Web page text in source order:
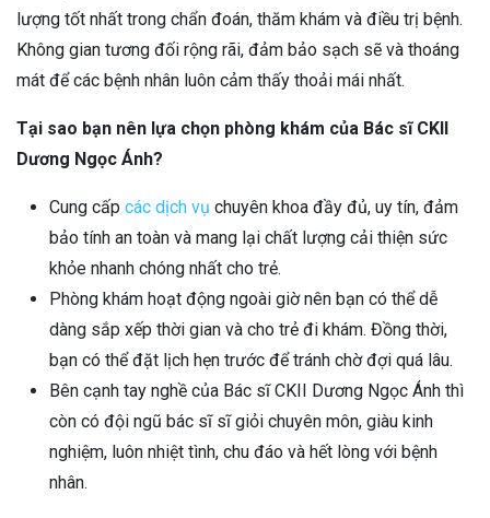
lượng tốt nhất trong chẩn đoán, thăm khám và điều trị bệnh.
Không gian tương đối rộng rãi, đảm bảo sạch sẽ và thoáng
mát để các bệnh nhân luôn cảm thấy thoải mái nhất.
Tại sao bạn nên lựa chọn phòng khám của Bác sĩ CKII
Dương Ngọc Ánh?
Cung cấp các dịch vụ chuyên khoa đầy đủ, uy tín, đảm
bảo tính an toàn và mang lại chất lượng cải thiện sức
khỏe nhanh chóng nhất cho trẻ.
Phòng khám hoạt động ngoài giờ nên bạn có thể dễ
dàng sắp xếp thời gian và cho trẻ đi khám. Đồng thời,
bạn có thể đặt lịch hẹn trước để tránh chờ đợi quá lâu.
Bên cạnh tay nghề của Bác sĩ CKII Dương Ngọc Ánh thì
còn có đội ngũ bác sĩ sĩ giỏi chuyên môn, giàu kinh
nghiệm, luôn nhiệt tình, chu đáo và hết lòng với bệnh
nhân.